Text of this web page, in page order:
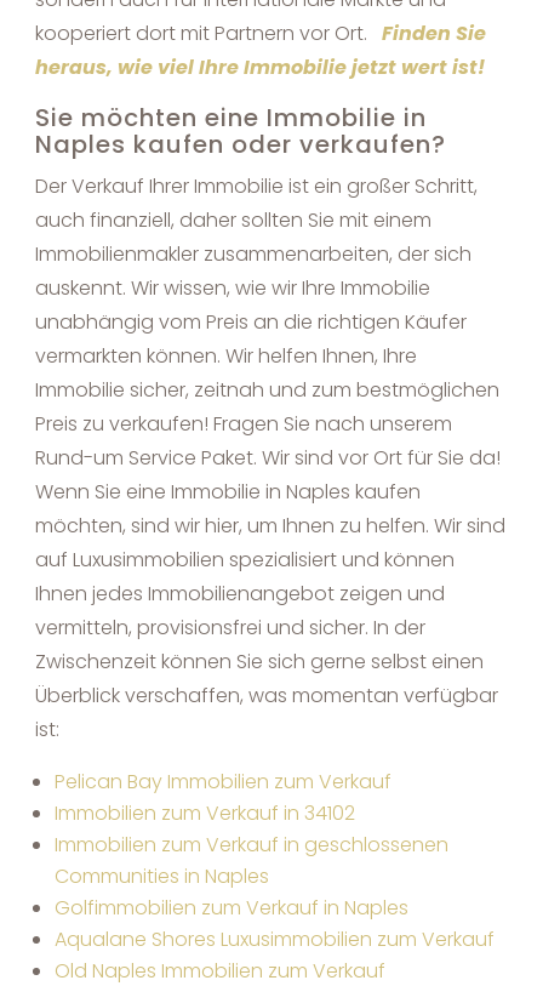
kooperiert dort mit Partnern vor Ort.Finden Sie
heraus, wie viel Ihre Immobilie jetzt wert ist!
Sie möchten eine Immobilie in
Naples kaufen oder verkaufen?
Der Verkauf Ihrer Immobilie ist ein großer Schritt,
auch finanziell, daher sollten Sie mit einem
Immobilienmakler zusammenarbeiten, der sich
auskennt. Wir wissen, wie wir Ihre Immobilie
unabhängig vom Preis an die richtigen Käufer
vermarkten können. Wir helfen Ihnen, Ihre
Immobilie sicher, zeitnah und zum bestmöglichen
Preis zu verkaufen! Fragen Sie nach unserem
Rund-um Service Paket. Wir sind vor Ort für Sie da!
Wenn Sie eine Immobilie in Naples kaufen
möchten, sind wir hier, um Ihnen zu helfen. Wir sind
auf Luxusimmobilien spezialisiert und können
Ihnen jedes Immobilienangebot zeigen und
vermitteln, provisionsfrei und sicher. In der
Zwischenzeit können Sie sich gerne selbst einen
Überblick verschaffen, was momentan verfügbar
ist:
Pelican Bay Immobilien zum Verkauf
Immobilien zum Verkauf in 34102
Immobilien zum Verkauf in geschlossenen
Communities in Naples
Golfimmobilien zum Verkauf in Naples
Aqualane Shores Luxusimmobilien zum Verkauf
Old Naples Immobilien zum Verkauf